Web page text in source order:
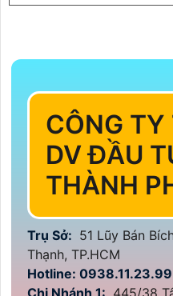
CÔNG
DV ĐẦU
THÀNH
Trụ Sở: 51 Lũy Bán
Thạnh, TP.HCM
Hotline: 0938.11.23.99
Chi Nhánh 1: 445/38